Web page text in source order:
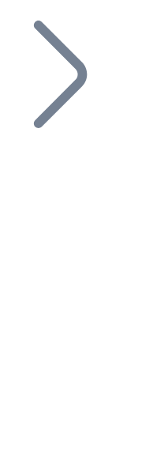
Bitnovo
dans votre entreprise et
écosystème.
et
à notre service